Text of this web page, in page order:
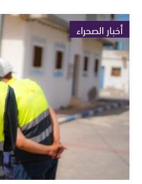
أخبار الصحراء